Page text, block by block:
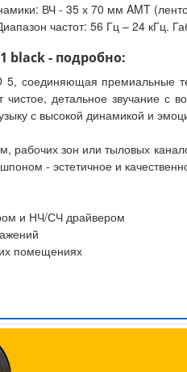
ВЧ - 35 х 70 мм AMT
частот: 56 Гц – 24 кГц.
black - подробно:
соединяющая премиальные
чистое, детальное
с высокой динамикой и
рабочих зон или тыловых
- эстетичное и
и НЧ/СЧ драйвером
помещениях